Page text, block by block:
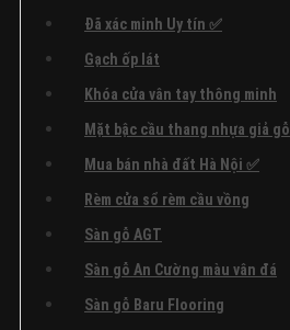
Đã xác minh Uy tín ✅
Gạch ốp lát
Khóa cửa vân tay thông minh
Mặt bậc cầu thang nhựa giả gỗ
Mua bán nhà đất Hà Nội ✅
Rèm cửa sổ rèm cầu vồng
Sàn gỗ AGT
Sàn gỗ An Cường màu vân đá
Sàn gỗ Baru Flooring